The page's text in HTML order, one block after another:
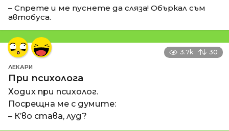
– Спрете и ме пуснете да сляза! Объркал съм
автобуса.
3.7k 30
ЛЕКАРИ
При психолога
Ходих при психолог.
Посрещна ме с думите:
– К’во става, луд?